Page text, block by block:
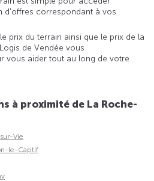
d'offres correspondant à vos
prix du terrain ainsi que le prix de la
de Vendée vous
vous aider tout au long de votre
à proximité de La Roche-
Vie
le-Captif